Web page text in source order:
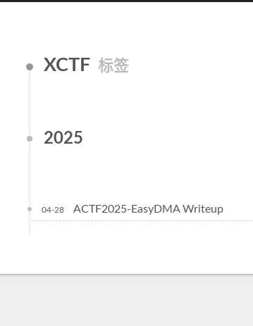
XCTF 标签
2025
04-28 ACTF2025-EasyDMA Writeup